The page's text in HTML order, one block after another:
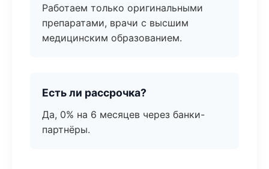
Работаем только оригинальными
препаратами, врачи с высшим
медицинским образованием.
Есть ли рассрочка?
Да, 0% на 6 месяцев через банки-
партнёры.